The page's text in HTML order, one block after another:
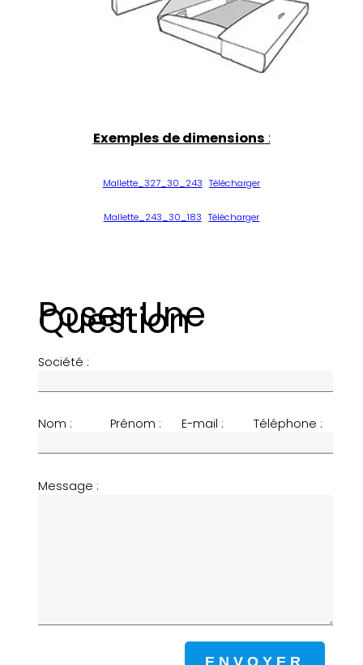
Exemples de dimensions :
Mallette_327_30_243 Télécharger
Mallette_243_30_183 Télécharger
Poser Une
Question
Société :
Nom : Prénom : E-mail : Téléphone :
Message :